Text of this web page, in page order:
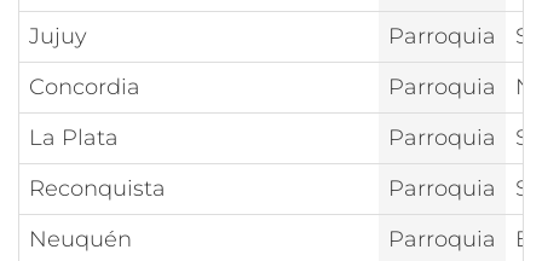
Jujuy
Parroquia
Concordia
Parroquia
La Plata
Parroquia
Reconquista
Parroquia
Neuquén
Parroquia